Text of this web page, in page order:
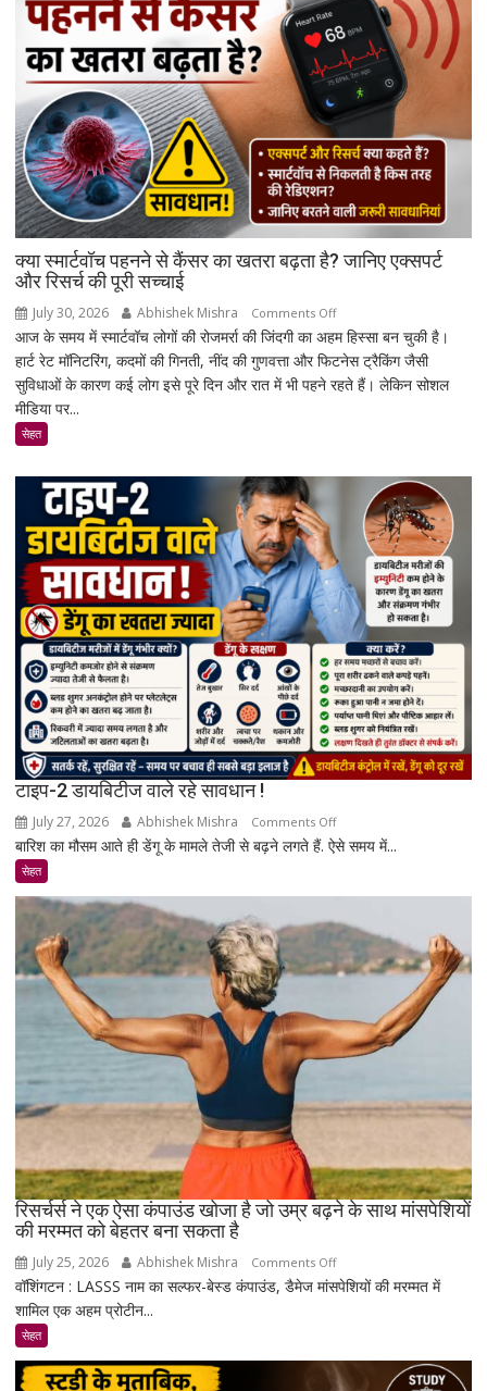
संपन्न
क्या स्मार्टवॉच पहनने से कैंसर का खतरा बढ़ता है? जानिए एक्सपर्ट
और रिसर्च की पूरी सच्चाई
July 30, 2026 Abhishek Mishra Comments Offon
क्या
स्मार्टवॉच
पहनने
खतरा
एक्सपर्ट
और
रिसर्च
की
पूरी
सच्चाई
आज के समय में स्मार्टवॉच लोगों की रोजमर्रा की जिंदगी का अहम हिस्सा बन चुकी है।
हार्ट रेट मॉनिटरिंग, कदमों की गिनती, नींद की गुणवत्ता और फिटनेस ट्रैकिंग जैसी
सुविधाओं के कारण कई लोग इसे पूरे दिन और रात में भी पहने रहते हैं। लेकिन सोशल
मीडिया पर...
सेहत
टाइप-2 डायबिटीज वाले रहे सावधान !
July 27, 2026 Abhishek Mishra Comments Offon
टाइप-2
सावधान
!
बारिश का मौसम आते ही डेंगू के मामले तेजी से बढ़ने लगते हैं. ऐसे समय में...
सेहत
रिसर्चर्स ने एक ऐसा कंपाउंड खोजा है जो उम्र बढ़ने के साथ मांसपेशियों
की मरम्मत को बेहतर बना सकता है
July 25, 2026 Abhishek Mishra Comments Offon
रिसर्चर्स
ऐसा
कंपाउंड
वॉशिंगटन : LASSS नाम का सल्फर-बेस्ड कंपाउंड, डैमेज मांसपेशियों की मरम्मत में
शामिल एक अहम प्रोटीन...
सेहत